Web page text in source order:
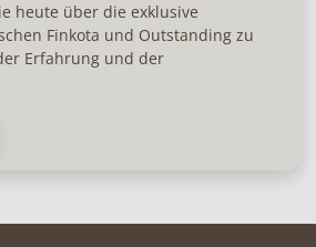
heute über die exklusive
Finkota und Outstanding zu
Erfahrung und der